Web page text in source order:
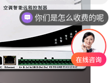
你们是怎么收费的呢